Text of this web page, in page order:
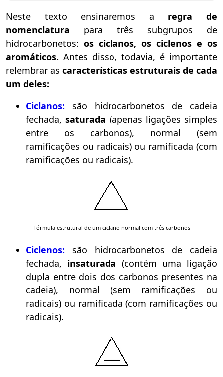
Neste texto ensinaremos a regra de
nomenclatura para três subgrupos de
hidrocarbonetos: os ciclanos, os ciclenos e os
aromáticos. Antes disso, todavia, é importante
relembrar as características estruturais de cada
um deles:
Ciclanos: são hidrocarbonetos de cadeia
fechada,saturada (apenas ligações simples
entre os carbonos), normal (sem
ramificações ou radicais) ou ramificada (com
ramificações ou radicais).
Fórmula estrutural de um ciclano normal com três carbonos
Ciclenos:
são hidrocarbonetos de cadeia
fechada, insaturada (contém uma ligação
dupla entre dois dos carbonos presentes na
cadeia), normal (sem ramificações ou
radicais) ou ramificada (com ramificações ou
radicais).